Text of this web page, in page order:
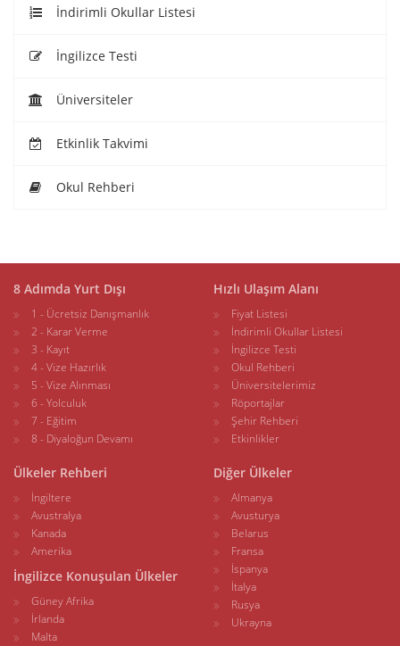
İndirimli Okullar Listesi
İngilizce Testi
Üniversiteler
Etkinlik Takvimi
Okul Rehberi
8 Adımda Yurt Dışı
1 - Ücretsiz Danışmanlık
2 - Karar Verme
3 - Kayıt
4 - Vize Hazırlık
5 - Vize Alınması
6 - Yolculuk
7 - Eğitim
8 - Diyaloğun Devamı
Hızlı Ulaşım Alanı
Fiyat Listesi
İndirimli Okullar Listesi
İngilizce Testi
Okul Rehberi
Üniversitelerimiz
Röportajlar
Şehir Rehberi
Etkinlikler
Ülkeler Rehberi
İngiltere
Avustralya
Kanada
Amerika
İngilizce Konuşulan Ülkeler
Güney Afrika
İrlanda
Malta
Diğer Ülkeler
Almanya
Avusturya
Belarus
Fransa
İspanya
İtalya
Rusya
Ukrayna